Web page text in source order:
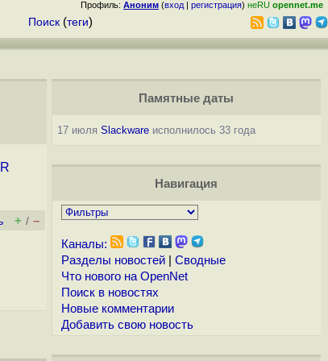
Профиль: Аноним (вход | регистрация) неRU opennet.me
Поиск (теги)
+ / –
Памятные даты
17 июля Slackwareисполнилось 33 года
Навигация
Каналы:
Разделы новостей| Сводные
Что нового на OpenNet
Поиск в новостях
Новые комментарии
Добавить свою новость